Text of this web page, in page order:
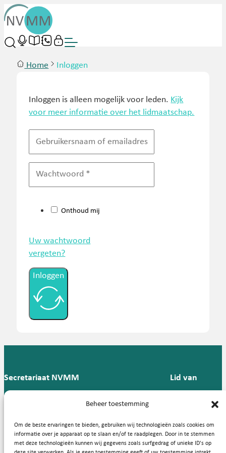
Beheer toestemming
Om de beste ervaringen te bieden, gebruiken wij technologieën zoals cookies om
informatie over je apparaat op te slaan en/of te raadplegen. Door in te stemmen
met deze technologieën kunnen wij gegevens zoals surfgedrag of unieke ID's op
Home Inloggen
Inloggen is alleen mogelijk voor leden. Kijk
voor meer informatie over het lidmaatschap.
Onthoud mij
Uw wachtwoord
vergeten?
Inloggen
Secretariaat NVMM
Groningen
T: 088 -
57
Lid van